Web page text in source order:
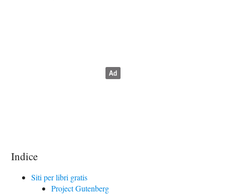
Indice
Siti per libri gratis
Project Gutenberg